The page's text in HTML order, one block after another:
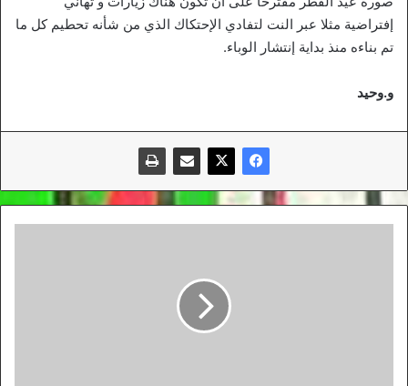
إفتراضية مثلا عبر النت لتفادي الإحتكاك الذي من شأنه تحطيم كل ما
تم بناءه منذ بداية إنتشار الوباء.
و.وحيد